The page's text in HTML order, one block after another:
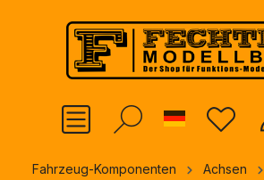
springen
German
Fahrzeug-Komponenten Achsen